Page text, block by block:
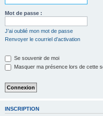
Mot de passe :
J’ai oublié mon mot de passe
Renvoyer le courriel d’activation
Se souvenir de moi
Masquer ma présence lors de cette
INSCRIPTION